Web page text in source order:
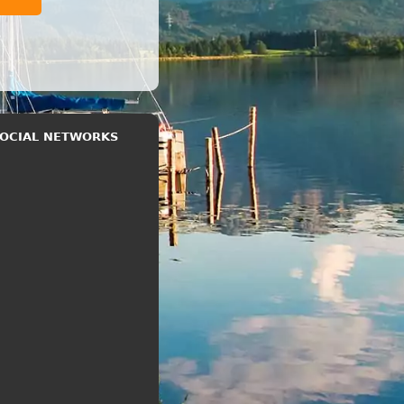
NETWORKS